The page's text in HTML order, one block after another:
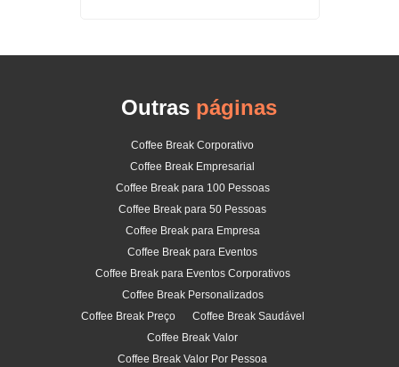
Outras páginas
Coffee Break Corporativo
Coffee Break Empresarial
Coffee Break para 100 Pessoas
Coffee Break para 50 Pessoas
Coffee Break para Empresa
Coffee Break para Eventos
Coffee Break para Eventos Corporativos
Coffee Break Personalizados
Coffee Break Preço
Coffee Break Saudável
Coffee Break Valor
Coffee Break Valor Por Pessoa